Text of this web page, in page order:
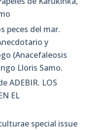
peces del mar.
y
(Anacefaleosis
Lloris Samo.
ADEBIR. LOS
EL
special issue